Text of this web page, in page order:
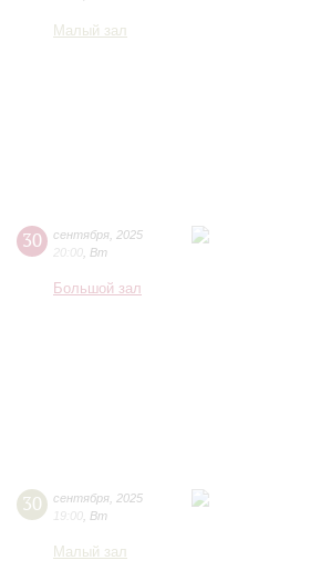
Малый зал
30 сентября 2025
20:00 Вт
Большой зал
30 сентября 2025
19:00 Вт
Малый зал